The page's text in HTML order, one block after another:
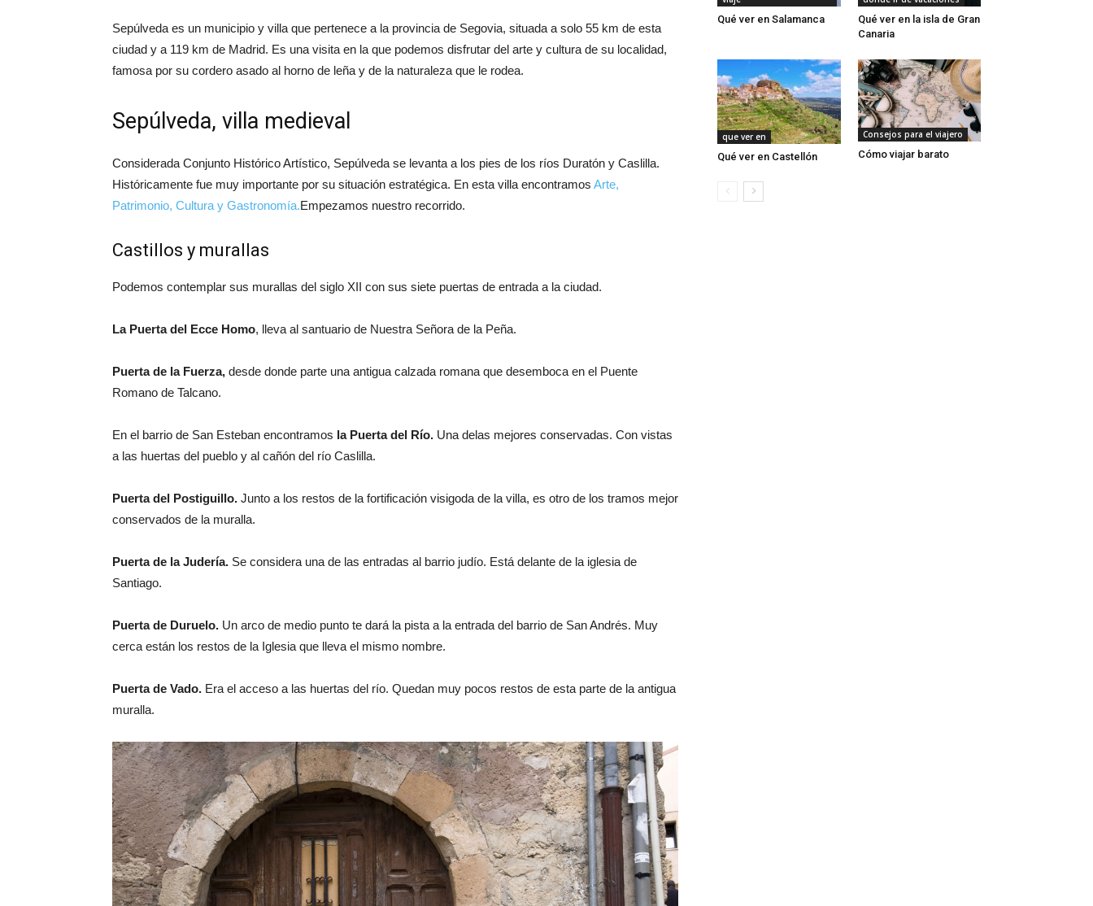
Sepúlveda es un municipio y villa que pertenece a la provincia de Segovia, situada a solo 55 km de esta
ciudad y a 119 km de Madrid. Es una visita en la que podemos disfrutar del arte y cultura de su localidad,
famosa por su cordero asado al horno de leña y de la naturaleza que le rodea.
Sepúlveda, villa medieval
Considerada Conjunto Histórico Artístico, Sepúlveda se levanta a los pies de los ríos Duratón y Caslilla.
Históricamente fue muy importante por su situación estratégica. En esta villa encontramos Arte,
Patrimonio, Cultura y Gastronomía.Empezamos nuestro recorrido.
Castillos y murallas
Podemos contemplar sus murallas del siglo XII con sus siete puertas de entrada a la ciudad.
La Puerta del Ecce Homo, lleva al santuario de Nuestra Señora de la Peña.
Puerta de la Fuerza, desde donde parte una antigua calzada romana que desemboca en el Puente
Romano de Talcano.
En el barrio de San Esteban encontramos la Puerta del Río. Una delas mejores conservadas. Con vistas
a las huertas del pueblo y al cañón del río Caslilla.
Puerta del Postiguillo. Junto a los restos de la fortificación visigoda de la villa, es otro de los tramos mejor
conservados de la muralla.
Puerta de la Judería. Se considera una de las entradas al barrio judío. Está delante de la iglesia de
Santiago.
Puerta de Duruelo. Un arco de medio punto te dará la pista a la entrada del barrio de San Andrés. Muy
cerca están los restos de la Iglesia que lleva el mismo nombre.
Puerta de Vado. Era el acceso a las huertas del río. Quedan muy pocos restos de esta parte de la antigua
muralla.
Qué ver en Salamanca
Qué ver en la isla de Gran
Canaria
que ver en
Qué ver en Castellón
Consejos para el viajero
Cómo viajar barato